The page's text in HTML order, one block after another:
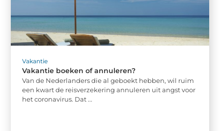
Vakantie
Vakantie boeken of annuleren?
Van de Nederlanders die al geboekt hebben, wil ruim
een kwart de reisverzekering annuleren uit angst voor
het coronavirus. Dat ...